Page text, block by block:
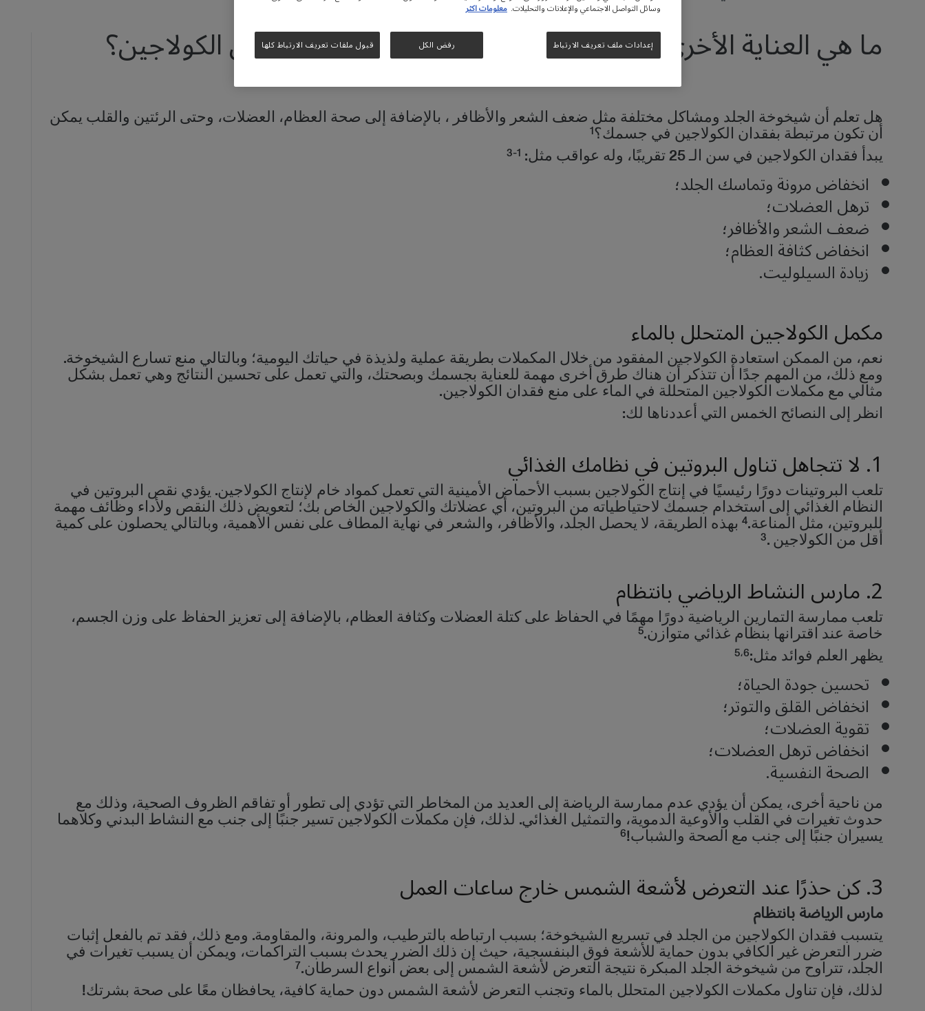
ما هي العناية الأخرى بالجسم التي يجب أن أتبعها لتعزيز تناول الكولاجين؟
هل تعلم أن شيخوخة الجلد ومشاكل مختلفة مثل ضعف الشعر والأظافر ، بالإضافة إلى صحة العظام، العضلات، وحتى الرئتين والقلب يمكن
أن تكون مرتبطة بفقدان الكولاجين في جسمك؟1
يبدأ فقدان الكولاجين في سن الـ 25 تقريبًا، وله عواقب مثل: 1-3
انخفاض مرونة وتماسك الجلد؛
ترهل العضلات؛
ضعف الشعر والأظافر؛
انخفاض كثافة العظام؛
زيادة السيلوليت.
مكمل الكولاجين المتحلل بالماء
نعم، من الممكن استعادة الكولاجين المفقود من خلال المكملات بطريقة عملية ولذيذة في حياتك اليومية؛ وبالتالي منع تسارع الشيخوخة.
ومع ذلك، من المهم جدًا أن تتذكر أن هناك طرق أخرى مهمة للعناية بجسمك وبصحتك، والتي تعمل على تحسين النتائج وهي تعمل بشكل
مثالي مع مكملات الكولاجين المتحللة في الماء على منع فقدان الكولاجين.
انظر إلى النصائح الخمس التي أعددناها لك:
1. لا تتجاهل تناول البروتين في نظامك الغذائي
تلعب البروتينات دورًا رئيسيًا في إنتاج الكولاجين بسبب الأحماض الأمينية التي تعمل كمواد خام لإنتاج الكولاجين. يؤدي نقص البروتين في
النظام الغذائي إلى استخدام جسمك لاحتياطياته من البروتين، أي عضلاتك والكولاجين الخاص بك؛ لتعويض ذلك النقص ولأداء وظائف مهمة
للبروتين، مثل المناعة.4 بهذه الطريقة، لا يحصل الجلد، والأظافر، والشعر في نهاية المطاف على نفس الأهمية، وبالتالي يحصلون على كمية
أقل من الكولاجين .3
2. مارس النشاط الرياضي بانتظام
تلعب ممارسة التمارين الرياضية دورًا مهمًا في الحفاظ على كتلة العضلات وكثافة العظام، بالإضافة إلى تعزيز الحفاظ على وزن الجسم،
خاصة عند اقترانها بنظام غذائي متوازن.5
يظهر العلم فوائد مثل:5،6
تحسين جودة الحياة؛
انخفاض القلق والتوتر؛
تقوية العضلات؛
انخفاض ترهل العضلات؛
الصحة النفسية.
من ناحية أخرى، يمكن أن يؤدي عدم ممارسة الرياضة إلى العديد من المخاطر التي تؤدي إلى تطور أو تفاقم الظروف الصحية، وذلك مع
حدوث تغيرات في القلب والأوعية الدموية، والتمثيل الغذائي. لذلك، فإن مكملات الكولاجين تسير جنبًا إلى جنب مع النشاط البدني وكلاهما
يسيران جنبًا إلى جنب مع الصحة والشباب!6
3. كن حذرًا عند التعرض لأشعة الشمس خارج ساعات العمل
مارس الرياضة بانتظام
يتسبب فقدان الكولاجين من الجلد في تسريع الشيخوخة؛ بسبب ارتباطه بالترطيب، والمرونة، والمقاومة. ومع ذلك، فقد تم بالفعل إثبات
ضرر التعرض غير الكافي بدون حماية للأشعة فوق البنفسجية، حيث إن ذلك الضرر يحدث بسبب التراكمات، ويمكن أن يسبب تغيرات في
الجلد، تتراوح من شيخوخة الجلد المبكرة نتيجة التعرض لأشعة الشمس إلى بعض أنواع السرطان.7
لذلك، فإن تناول مكملات الكولاجين المتحلل بالماء وتجنب التعرض لأشعة الشمس دون حماية كافية، يحافظان معًا على صحة بشرتك!
وسائل التواصل الاجتماعي والإعلانات والتحليلات. معلومات اكثر
رفض الكل قبول ملفات تعريف الارتباط كلها إعدادات ملف تعريف الارتباط